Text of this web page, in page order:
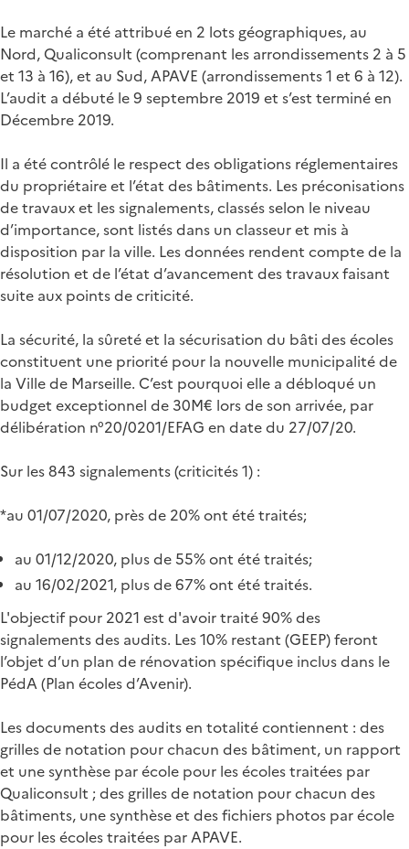
Le marché a été attribué en 2 lots géographiques, au
Nord, Qualiconsult (comprenant les arrondissements 2 à 5
et 13 à 16), et au Sud, APAVE (arrondissements 1 et 6 à 12).
L’audit a débuté le 9 septembre 2019 et s’est terminé en
Décembre 2019.
Il a été contrôlé le respect des obligations réglementaires
du propriétaire et l’état des bâtiments. Les préconisations
de travaux et les signalements, classés selon le niveau
d’importance, sont listés dans un classeur et mis à
disposition par la ville. Les données rendent compte de la
résolution et de l’état d’avancement des travaux faisant
suite aux points de criticité.
La sécurité, la sûreté et la sécurisation du bâti des écoles
constituent une priorité pour la nouvelle municipalité de
la Ville de Marseille. C’est pourquoi elle a débloqué un
budget exceptionnel de 30M€ lors de son arrivée, par
délibération n°20/0201/EFAG en date du 27/07/20.
Sur les 843 signalements (criticités 1) :
*au 01/07/2020, près de 20% ont été traités;
au 01/12/2020, plus de 55% ont été traités;
au 16/02/2021, plus de 67% ont été traités.
L'objectif pour 2021 est d'avoir traité 90% des
signalements des audits. Les 10% restant (GEEP) feront
l’objet d’un plan de rénovation spécifique inclus dans le
PédA (Plan écoles d’Avenir).
Les documents des audits en totalité contiennent : des
grilles de notation pour chacun des bâtiment, un rapport
et une synthèse par école pour les écoles traitées par
Qualiconsult ; des grilles de notation pour chacun des
bâtiments, une synthèse et des fichiers photos par école
pour les écoles traitées par APAVE.